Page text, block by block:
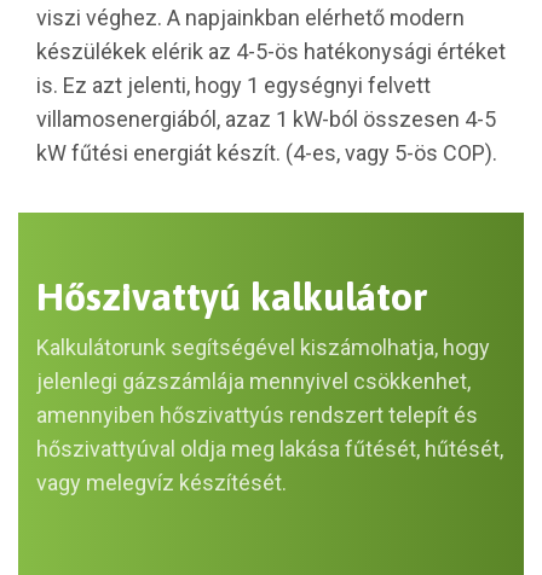
viszi véghez. A napjainkban elérhető modern
készülékek elérik az 4-5-ös hatékonysági értéket
is. Ez azt jelenti, hogy 1 egységnyi felvett
villamosenergiából, azaz 1 kW-ból összesen 4-5
kW fűtési energiát készít. (4-es, vagy 5-ös COP).
Hőszivattyú kalkulátor
Kalkulátorunk segítségével kiszámolhatja, hogy
jelenlegi gázszámlája mennyivel csökkenhet,
amennyiben hőszivattyús rendszert telepít és
hőszivattyúval oldja meg lakása fűtését, hűtését,
vagy melegvíz készítését.